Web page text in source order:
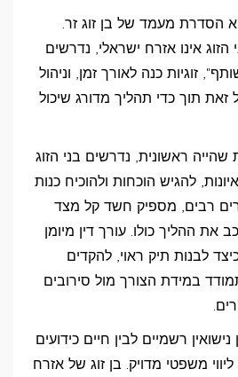
הסדרת מעמד של בן זוג זר.
אינו אזרח ישראלי, נדרשים
זוגיות כנה לאורך זמן, וניהול
תוך כדי תהליך מדורג שיכול
ראשונית, נדרשים בני הזוג
להגיש הוכחות ולהוכיח כנות
רבים, מספיק חשד קל מצד
את ההליך כולו. עורך דין מיומן
לבנות תיק ראוי, להקדים
במידת הצורך מול סירובים
רשמיים לבין חיים כידועים
משפטי מדויק. בן זוג של אזרח